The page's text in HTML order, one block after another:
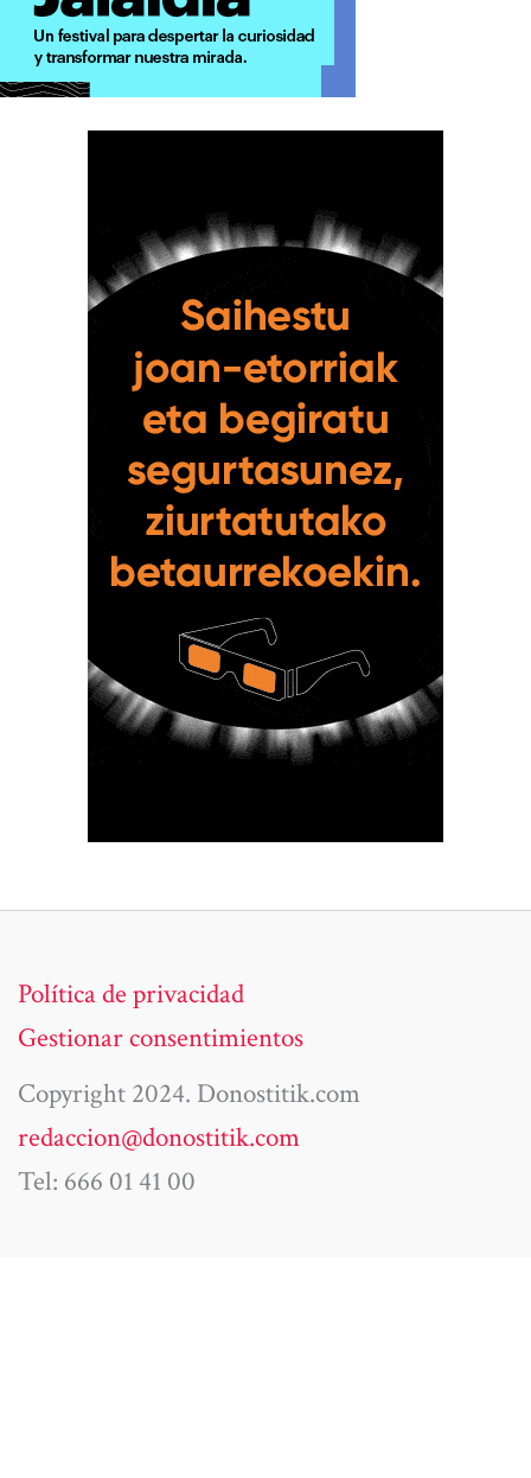
Política de privacidad
Gestionar consentimientos
Copyright 2024. Donostitik.com
redaccion@donostitik.com
Tel: 666 01 41 00